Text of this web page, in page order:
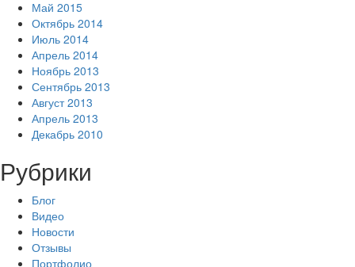
Май 2015
Октябрь 2014
Июль 2014
Апрель 2014
Ноябрь 2013
Сентябрь 2013
Август 2013
Апрель 2013
Декабрь 2010
Рубрики
Блог
Видео
Новости
Отзывы
Портфолио